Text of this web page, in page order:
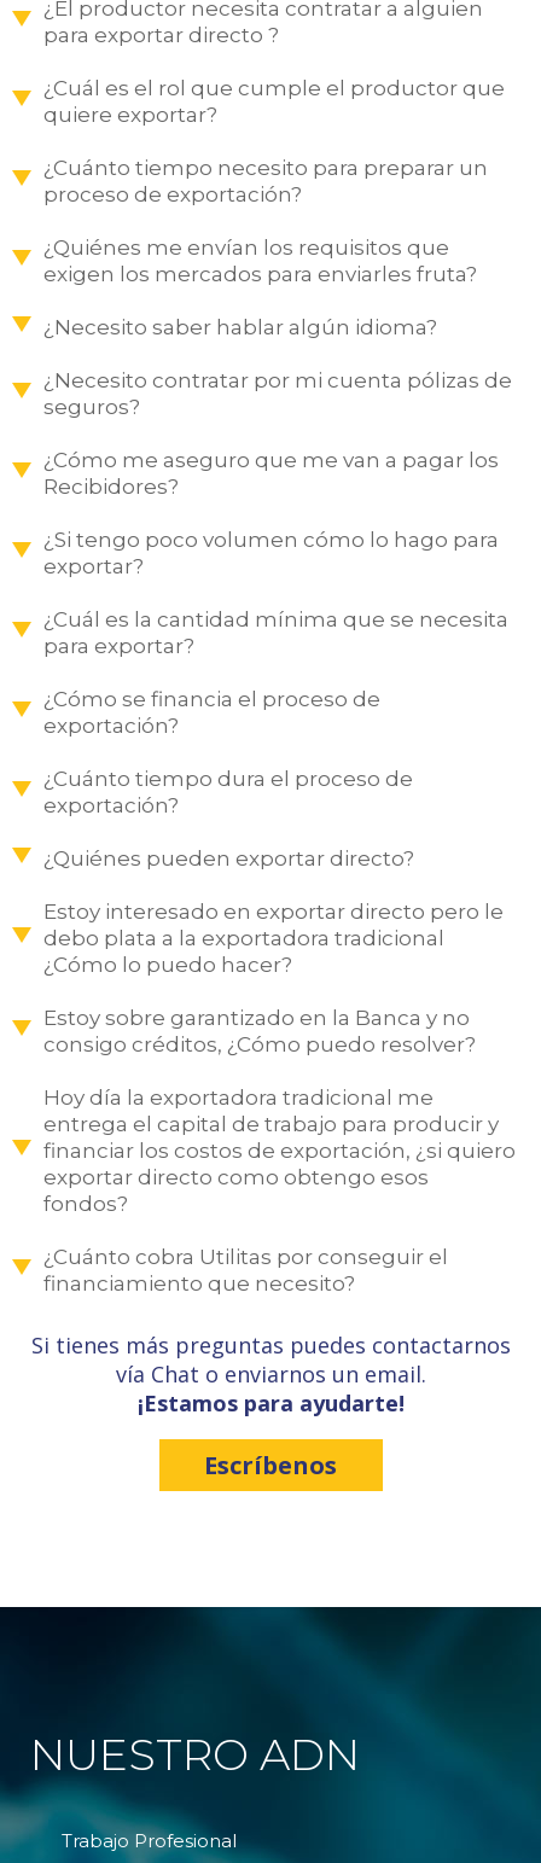
¿El productor necesita contratar a alguien
para exportar directo ?
¿Cuál es el rol que cumple el productor que
quiere exportar?
¿Cuánto tiempo necesito para preparar un
proceso de exportación?
¿Quiénes me envían los requisitos que
exigen los mercados para enviarles fruta?
¿Necesito saber hablar algún idioma?
¿Necesito contratar por mi cuenta pólizas de
seguros?
¿Cómo me aseguro que me van a pagar los
Recibidores?
¿Si tengo poco volumen cómo lo hago para
exportar?
¿Cuál es la cantidad mínima que se necesita
para exportar?
¿Cómo se financia el proceso de
exportación?
¿Cuánto tiempo dura el proceso de
exportación?
¿Quiénes pueden exportar directo?
Estoy interesado en exportar directo pero le
debo plata a la exportadora tradicional
¿Cómo lo puedo hacer?
Estoy sobre garantizado en la Banca y no
consigo créditos, ¿Cómo puedo resolver?
Hoy día la exportadora tradicional me
entrega el capital de trabajo para producir y
financiar los costos de exportación, ¿si quiero
exportar directo como obtengo esos
fondos?
¿Cuánto cobra Utilitas por conseguir el
financiamiento que necesito?
Si tienes más preguntas puedes contactarnos
vía Chat o enviarnos un email.
¡Estamos para ayudarte!
Escríbenos
NUESTRO ADN
Trabajo Profesional